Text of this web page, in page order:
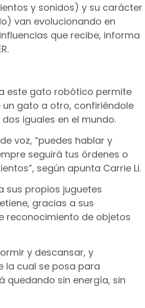
y sonidos) y su carácter
van evolucionando en
que recibe, informa
este gato robótico permite
gato a otro, confiriéndole
iguales en el mundo.
voz, “puedes hablar y
seguirá tus órdenes o
según apunta Carrie Li.
sus propios juguetes
gracias a sus
reconocimiento de objetos
y descansar, y
la cual se posa para
sin energía, sin